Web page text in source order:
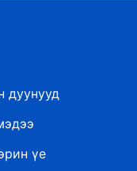
дуунууд
үе